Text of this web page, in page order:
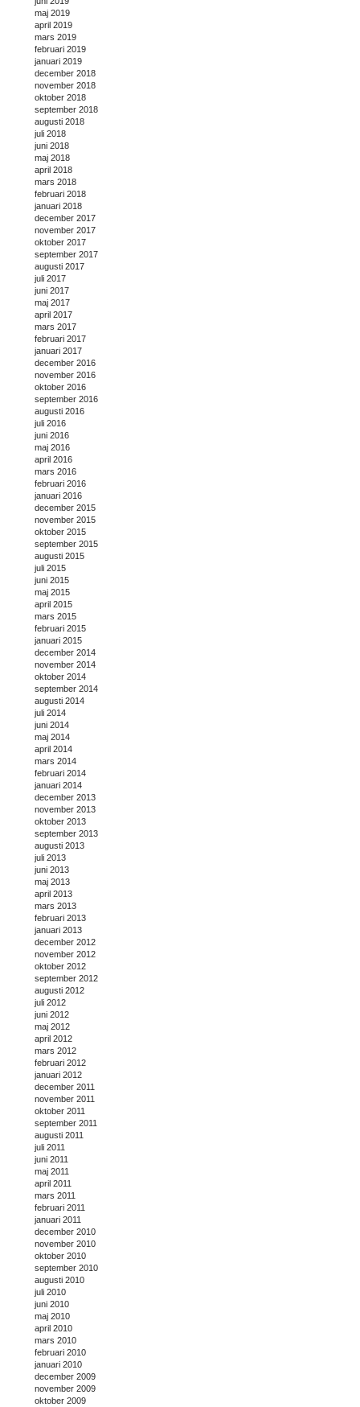
maj 2019
april 2019
mars 2019
februari 2019
januari 2019
december 2018
november 2018
oktober 2018
september 2018
augusti 2018
juli 2018
juni 2018
maj 2018
april 2018
mars 2018
februari 2018
januari 2018
december 2017
november 2017
oktober 2017
september 2017
augusti 2017
juli 2017
juni 2017
maj 2017
april 2017
mars 2017
februari 2017
januari 2017
december 2016
november 2016
oktober 2016
september 2016
augusti 2016
juli 2016
juni 2016
maj 2016
april 2016
mars 2016
februari 2016
januari 2016
december 2015
november 2015
oktober 2015
september 2015
augusti 2015
juli 2015
juni 2015
maj 2015
april 2015
mars 2015
februari 2015
januari 2015
december 2014
november 2014
oktober 2014
september 2014
augusti 2014
juli 2014
juni 2014
maj 2014
april 2014
mars 2014
februari 2014
januari 2014
december 2013
november 2013
oktober 2013
september 2013
augusti 2013
juli 2013
juni 2013
maj 2013
april 2013
mars 2013
februari 2013
januari 2013
december 2012
november 2012
oktober 2012
september 2012
augusti 2012
juli 2012
juni 2012
maj 2012
april 2012
mars 2012
februari 2012
januari 2012
december 2011
november 2011
oktober 2011
september 2011
augusti 2011
juli 2011
juni 2011
maj 2011
april 2011
mars 2011
februari 2011
januari 2011
december 2010
november 2010
oktober 2010
september 2010
augusti 2010
juli 2010
juni 2010
maj 2010
april 2010
mars 2010
februari 2010
januari 2010
december 2009
november 2009
oktober 2009